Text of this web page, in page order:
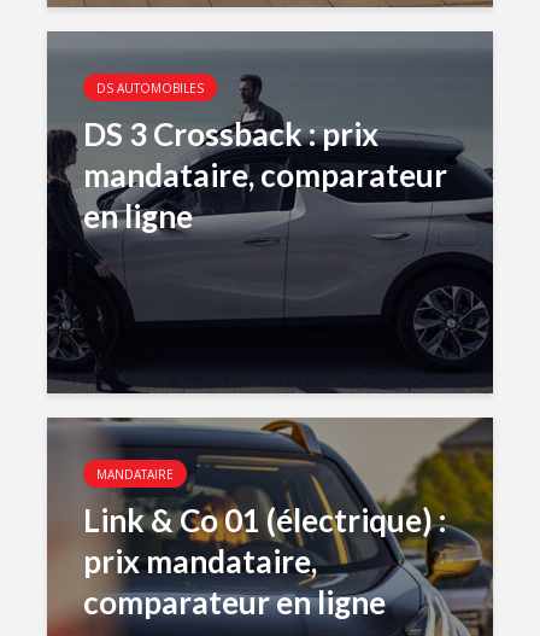
DS AUTOMOBILES
DS 3 Crossback : prix
mandataire, comparateur
en ligne
MANDATAIRE
Link & Co 01 (électrique) :
prix mandataire,
comparateur en ligne